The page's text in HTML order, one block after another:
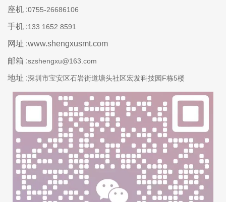
座机 :0755-26686106
手机 :133 1652 8591
网址 :www.shengxusmt.com
邮箱 :szshengxu@163.com
地址 :深圳市宝安区石岩街道塘头社区宏发科技园F栋5楼